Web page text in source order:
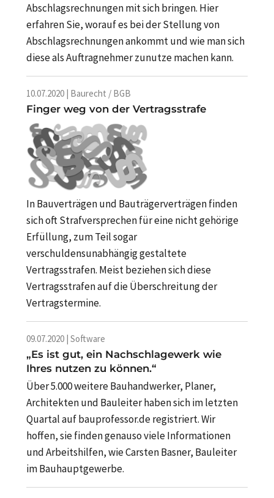
Abschlagsrechnungen mit sich bringen. Hier
erfahren Sie, worauf es bei der Stellung von
Abschlagsrechnungen ankommt und wie man sich
diese als Auftragnehmer zunutze machen kann.
10.07.2020 | Baurecht / BGB
Finger weg von der Vertragsstrafe
In Bauverträgen und Bauträgerverträgen finden
sich oft Strafversprechen für eine nicht gehörige
Erfüllung, zum Teil sogar
verschuldensunabhängig gestaltete
Vertragsstrafen. Meist beziehen sich diese
Vertragsstrafen auf die Überschreitung der
Vertragstermine.
09.07.2020 | Software
„Es ist gut, ein Nachschlagewerk wie
Ihres nutzen zu können.“
Über 5.000 weitere Bauhandwerker, Planer,
Architekten und Bauleiter haben sich im letzten
Quartal auf bauprofessor.de registriert. Wir
hoffen, sie finden genauso viele Informationen
und Arbeitshilfen, wie Carsten Basner, Bauleiter
im Bauhauptgewerbe.